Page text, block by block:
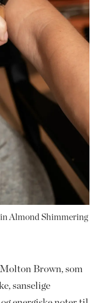
Almond Shimmering
Brown, som
sanselige